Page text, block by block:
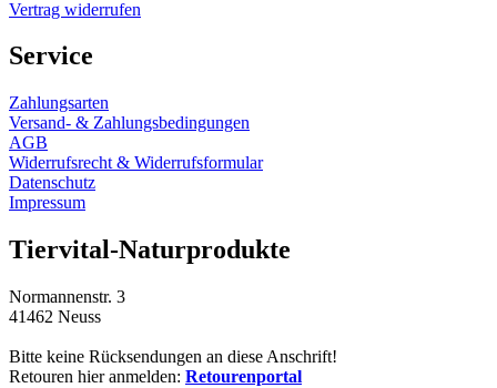
Vertrag widerrufen
Service
Zahlungsarten
Versand- & Zahlungsbedingungen
AGB
Widerrufsrecht & Widerrufsformular
Datenschutz
Impressum
Tiervital-Naturprodukte
Normannenstr. 3
41462 Neuss
Bitte keine Rücksendungen an diese Anschrift!
Retouren hier anmelden: Retourenportal